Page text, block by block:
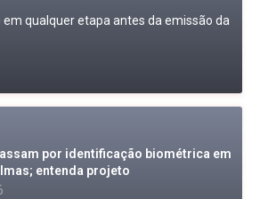
qualquer etapa antes da emissão da
por identificação biométrica em
entenda projeto